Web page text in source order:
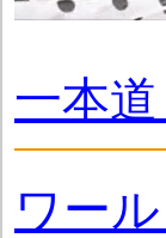
一本
ワー